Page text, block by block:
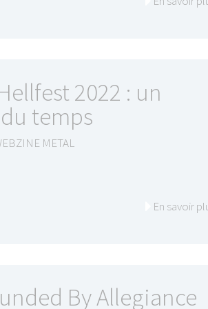
2022 : un
temps
METAL
En savoir
By Allegiance
LE GROS RIFFIFI
LE GROS RIFFIFI –
The Covers !!!